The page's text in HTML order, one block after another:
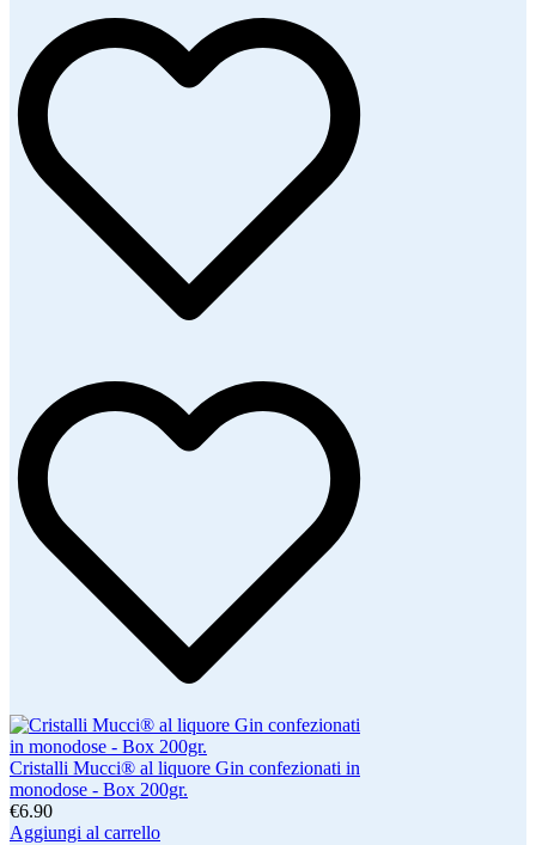
Cristalli Mucci® al liquore Gin confezionati in
monodose - Box 200gr.
€6.90
Aggiungi al carrello